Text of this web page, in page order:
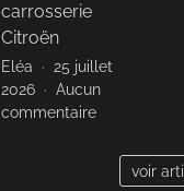
carrosserie
Citroën
Eléa
25 juillet
2026
Aucun
commentairesur
réparation
voir